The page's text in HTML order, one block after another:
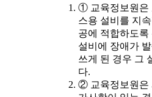
① 교육정보원은
스용 설비를 지
공에 적합하도
설비에 장애가
쓰게 된 경우 그
다.
② 교육정보원은